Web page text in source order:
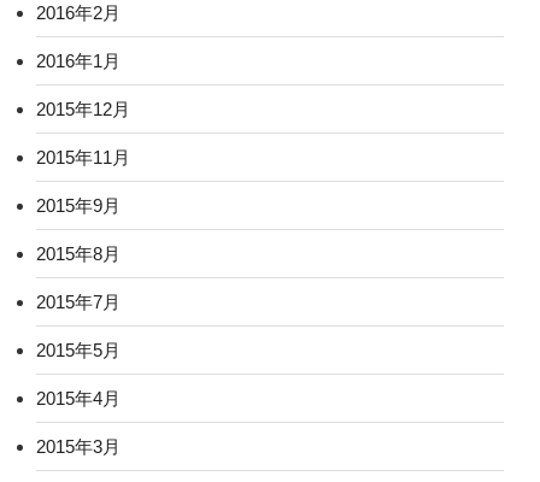
2016年2月
2016年1月
2015年12月
2015年11月
2015年9月
2015年8月
2015年7月
2015年5月
2015年4月
2015年3月